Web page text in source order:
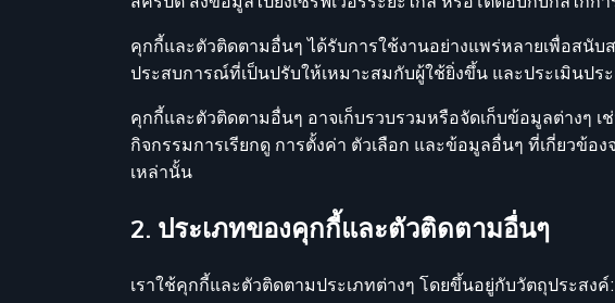
คุกกี้และตัวติดตามอื่นๆ ได้รับการใช้งานอย่างแพร่หลายเพื่อสนั
ประสบการณ์ที่เป็นปรับให้เหมาะสมกับผู้ใช้ยิ่งขึ้น และประเมินปร
คุกกี้และตัวติดตามอื่นๆ อาจเก็บรวบรวมหรือจัดเก็บข้อมูลต่างๆ
กิจกรรมการเรียกดู การตั้งค่า ตัวเลือก และข้อมูลอื่นๆ ที่เกี่ยว
เหล่านั้น
2. ประเภทของคุกกี้และตัวติดตามอื่นๆ
เราใช้คุกกี้และตัวติดตามประเภทต่างๆ โดยขึ้นอยู่กับวัตถุประสงค์: